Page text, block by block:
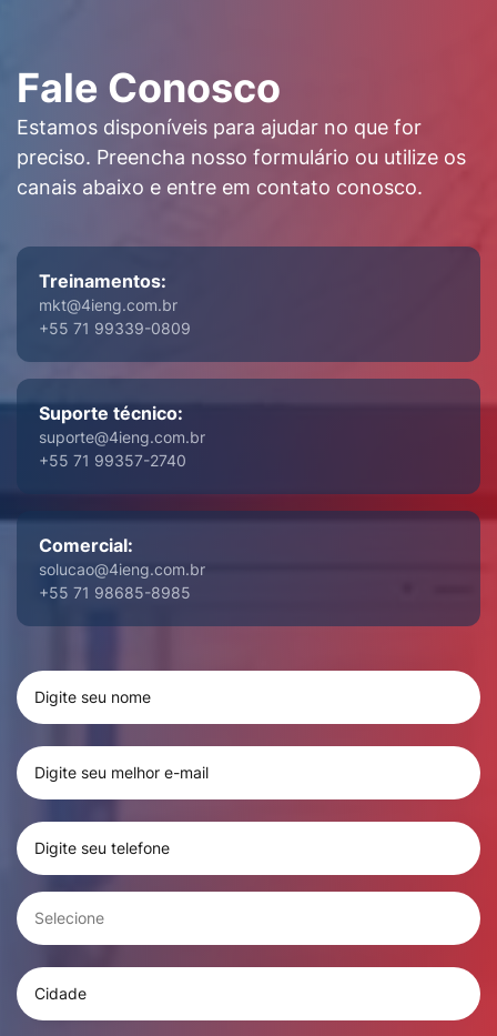
Fale Conosco
Estamos disponíveis para ajudar no que for
preciso. Preencha nosso formulário ou utilize os
canais abaixo e entre em contato conosco.
Treinamentos:
mkt@4ieng.com.br
+55 71 99339-0809
Suporte técnico:
suporte@4ieng.com.br
+55 71 99357-2740
Comercial:
solucao@4ieng.com.br
+55 71 98685-8985